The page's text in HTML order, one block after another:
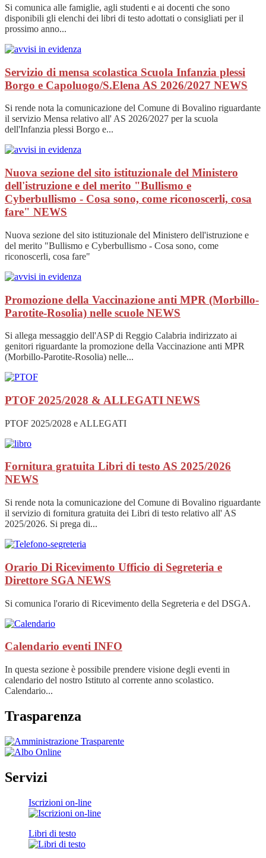
Si comunica alle famiglie, agli studenti e ai docenti che sono
disponibili gli elenchi dei libri di testo adottati o consigliati per il
prossimo anno...
Servizio di mensa scolastica Scuola Infanzia plessi
Borgo e Capoluogo/S.Elena AS 2026/2027 NEWS
Si rende nota la comunicazione del Comune di Bovalino riguardante
il servizio Mensa relativo all' AS 2026/2027 per la scuola
dell'Infanzia plessi Borgo e...
Nuova sezione del sito istituzionale del Ministero
dell'istruzione e del merito "Bullismo e
Cyberbullismo - Cosa sono, come riconoscerli, cosa
fare" NEWS
Nuova sezione del sito istituzionale del Ministero dell'istruzione e
del merito "Bullismo e Cyberbullismo - Cosa sono, come
riconoscerli, cosa fare"
Promozione della Vaccinazione anti MPR (Morbillo-
Parotite-Rosolia) nelle scuole NEWS
Si allega messaggio dell'ASP di Reggio Calabria indirizzato ai
genitori riguardante la promozione della Vaccinazione anti MPR
(Morbillo-Parotite-Rosolia) nelle...
PTOF 2025/2028 & ALLEGATI NEWS
PTOF 2025/2028 e ALLEGATI
Fornitura gratuita Libri di testo AS 2025/2026
NEWS
Si rende nota la comunicazione del Comune di Bovalino riguardante
il servizio di fornitura gratuita dei Libri di testo relativo all' AS
2025/2026. Si prega di...
Orario Di Ricevimento Ufficio di Segreteria e
Direttore SGA NEWS
Si comunica l'orario di Ricevimento della Segreteria e del DSGA.
Calendario eventi INFO
In questa sezione è possibile prendere visione degli eventi in
calendario del nostro Istituto al corrente anno scolastico.
Calendario...
Trasparenza
Servizi
Iscrizioni on-line
Libri di testo